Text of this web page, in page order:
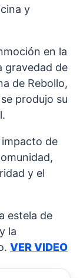
y
en la
gravedad de
de Rebollo,
produjo su
de
y el
estela de
la
VER VIDEO